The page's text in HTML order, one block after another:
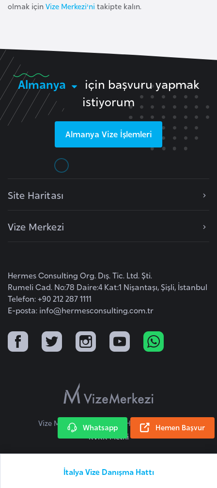
olmak içinVize Merkezi'ni takipte kalın.
İtalya Vize Danışma Hattı
Almanya
için başvuru yapmak
istiyorum
Almanya Vize İşlemleri
Site Haritası
Vize Merkezi
Hermes Consulting Org. Dış. Tic. Ltd. Şti.
Rumeli Cad. No:78 Daire:4 Kat:1 Nişantaşı, Şişli, İstanbul
Telefon: +90 212 287 1111
E-posta: info@hermesconsulting.com.tr
Vize Merkezi © 2026 Tüm Hakları Saklıdır.
KVKK Metni
B
r
y
n
B
d
a
r
u
B
B
Hemen Başvur
Whatsapp